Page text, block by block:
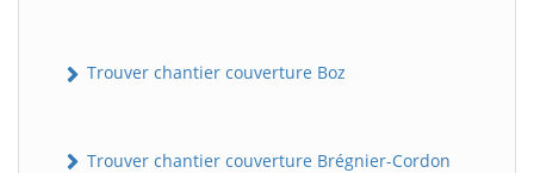
Trouver chantier couverture Boz
Trouver chantier couverture Brégnier-Cordon